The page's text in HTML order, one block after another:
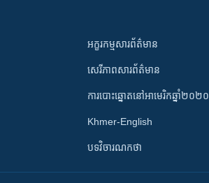
អក្ខរកម្មសារព័ត៌មាន
សេរីភាពសារព័ត៌មាន
ការបោះឆ្នោតនៅអាមេរិកឆ្នាំ២០២០
Khmer-English
បទវិចារណកថា